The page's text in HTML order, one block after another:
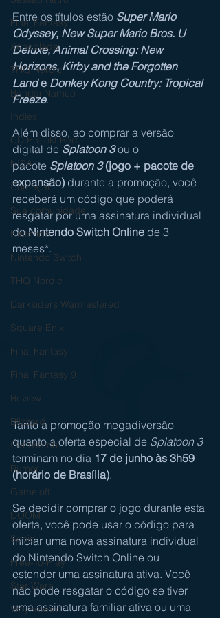
Final Fantasy
Xenoblade
THQ Nordic
Bandai Namco
Indies
CD Projekt Red
NISA
Começar
Sua comunidade
Nintendo
Nintendo Switch
THQ Nordic
Darksiders Warmastered
Square Enix
Final Fantasy
Final Fantasy 9
Review
Blizzard
Overwatch
Rumor
Gameloft
DOOM
Sonic
Free-To-Play
Star Wars
WayFoward
Entre os títulos estão Super Mario
Odyssey, New Super Mario Bros. U
Deluxe, Animal Crossing: New
Horizons, Kirby and the Forgotten
Land e Donkey Kong Country: Tropical
Freeze.
Além disso, ao comprar a versão
digital de Splatoon 3 ou o
pacote Splatoon 3 (jogo + pacote de
expansão) durante a promoção, você
receberá um código que poderá
resgatar por uma assinatura individual
do Nintendo Switch Online de 3
meses*.
Tanto a promoção megadiversão
quanto a oferta especial de Splatoon 3
terminam no dia 17 de junho às 3h59
(horário de Brasília).
Se decidir comprar o jogo durante esta
oferta, você pode usar o código para
iniciar uma nova assinatura individual
do Nintendo Switch Online ou
estender uma assinatura ativa. Você
não pode resgatar o código se tiver
uma assinatura familiar ativa ou uma